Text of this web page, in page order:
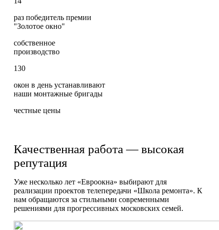
раз победитель премии
"Золотое окно"
собственное
производство
130
окон в день устанавливают
наши монтажные бригады
честные цены
Качественная работа — высокая
репутация
Уже несколько лет «Евроокна» выбирают для
реализации проектов телепередачи «Школа ремонта». К
нам обращаются за стильными современными
решениями для прогрессивных московских семей.